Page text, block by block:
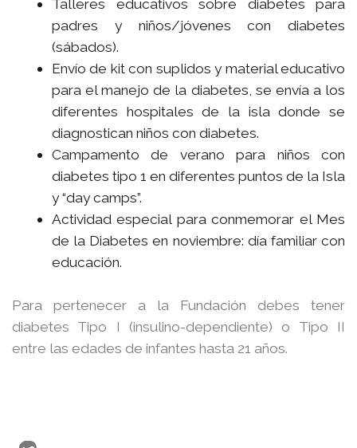
Talleres educativos sobre diabetes para
padres y niños/jóvenes con diabetes
(sábados).
Envío de kit con suplidos y material educativo
para el manejo de la diabetes, se envía a los
diferentes hospitales de la isla donde se
diagnostican niños con diabetes.
Campamento de verano para niños con
diabetes tipo 1 en diferentes puntos de la Isla
y “day camps”.
Actividad especial para conmemorar el Mes
de la Diabetes en noviembre: día familiar con
educación.
Para pertenecer a la Fundación debes tener
diabetes Tipo I (insulino-dependiente) o Tipo II
entre las edades de infantes hasta 21 años.